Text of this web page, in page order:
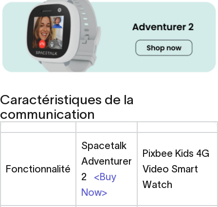
Caractéristiques de la
communication
Fonctionnalité
Spacetalk
Adventurer
2 <Buy
Now>
Pixbee Kids 4G
Video Smart
Watch